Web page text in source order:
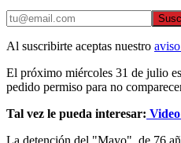
Al suscribirte aceptas nuestro
El próximo miércoles 31 de julio
pedido permiso para no
Tal vez le pueda interesar: